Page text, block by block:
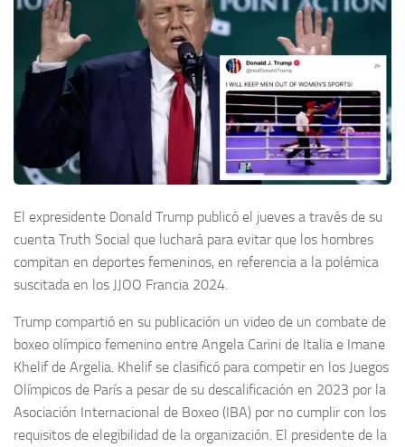
El expresidente Donald Trump publicó el jueves a través de su
cuenta Truth Social que luchará para evitar que los hombres
compitan en deportes femeninos, en referencia a la polémica
suscitada en los JJOO Francia 2024.
Trump compartió en su publicación un video de un combate de
boxeo olímpico femenino entre Angela Carini de Italia e Imane
Khelif de Argelia. Khelif se clasificó para competir en los Juegos
Olímpicos de París a pesar de su descalificación en 2023 por la
Asociación Internacional de Boxeo (IBA) por no cumplir con los
requisitos de elegibilidad de la organización. El presidente de la